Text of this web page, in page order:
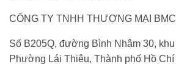
CÔNG TY TNHH THƯƠNG MẠI BMC
Số B205Q, đường Bình Nhâm 30,
Phường Lái Thiêu, Thành phố Hồ